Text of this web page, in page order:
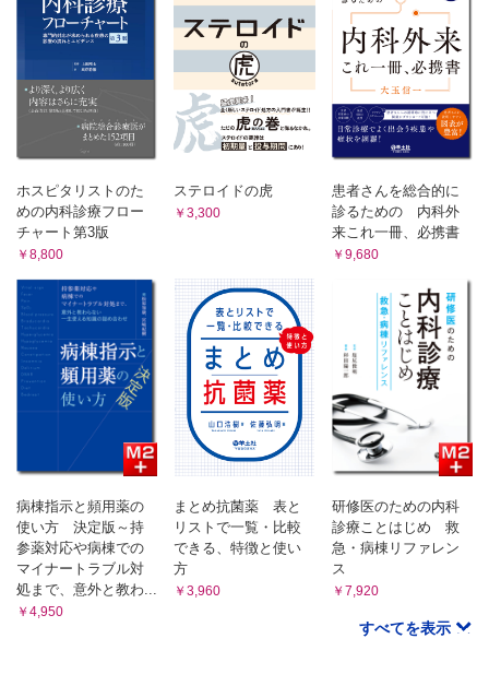
◦ Advanced Lecture：妊婦，胎児の視床下部-下垂体- 副腎機
能抑制
9. 患者さんへの説明/須田万勢
1. ステロイド開始時の「PNP サンドイッチ法」による説明
とは？
2. ステロイドの副作用を最小限にするための生活指導とは？
第3章 研修医が知っておきたい疾患別ステロイドの使い方
1. 関節炎（結晶性／関節リウマチ）/六反田 諒
1. 関節炎の鑑別
3. 痛風における開始量・減量
4. 経過の診かた
◦ Advanced Lecture：関節リウマチにおけるステロイド
【アレルギー領域】
2. アナフィラキシー/陶山恭博
1. アナフィラキシーを疑う
2. 初期対応
3. アナフィラキシーとステロイド
3. 薬疹/伊藤裕司
2. 薬疹を疑い，診断するポイント
3. 薬疹に対するステロイド治療のメリット
4. どのタイミングで，どの量で開始するか
5. 開始した後にどのように減量・中止するか
ホスピタリストのた
めの内科診療フロー
チャート第3版
￥8,800
ステロイドの虎
￥3,300
患者さんを総合的に
診るための 内科外
来これ一冊、必携書
￥9,680
病棟指示と頻用薬の
使い方 決定版～持
参薬対応や病棟での
マイナートラブル対
処まで、意外と教わ...
￥4,950
まとめ抗菌薬 表と
リストで一覧・比較
できる、特徴と使い
方
￥3,960
研修医のための内科
診療ことはじめ 救
急・病棟リファレン
ス
￥7,920
すべてを表示